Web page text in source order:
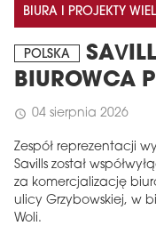
BIURA I PROJEKTY
POLSKA
BIUROWCA
schedule 04 sierpnia 2026
Zespół reprezentacji
Savills został
za komercjalizację
ulicy Grzybowskiej, w
Woli.